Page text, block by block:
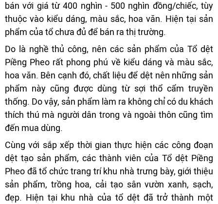
bán với giá từ 400 nghìn - 500 nghìn đồng/chiếc, tùy
thuộc vào kiểu dáng, màu sắc, hoa văn. Hiện tại sản
phẩm của tổ chưa đủ để bán ra thị trường.
Do là nghề thủ công, nên các sản phẩm của Tổ dệt
Piềng Pheo rất phong phú về kiểu dáng và màu sắc,
hoa văn. Bên cạnh đó, chất liệu để dệt nên những sản
phẩm này cũng được dùng từ sợi thổ cẩm truyền
thống. Do vậy, sản phẩm làm ra không chỉ có du khách
thích thú mà người dân trong và ngoài thôn cũng tìm
đến mua dùng.
Cùng với sắp xếp thời gian thực hiện các công đoạn
dệt tạo sản phẩm, các thành viên của Tổ dệt Piềng
Pheo đã tổ chức trang trí khu nhà trưng bày, giới thiệu
sản phẩm, trồng hoa, cải tạo sân vườn xanh, sạch,
đẹp. Hiện tại khu nhà của tổ dệt đã trở thành một